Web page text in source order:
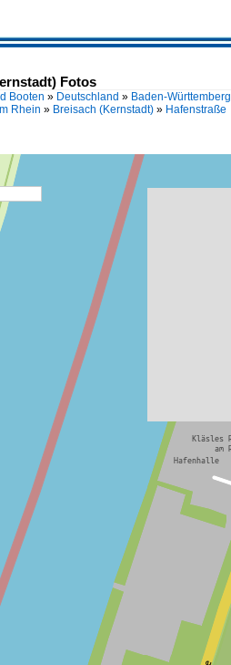
Fotos
Booten » Deutschland » Baden-Württemberg
Rhein » Breisach (Kernstadt) » Hafenstraße